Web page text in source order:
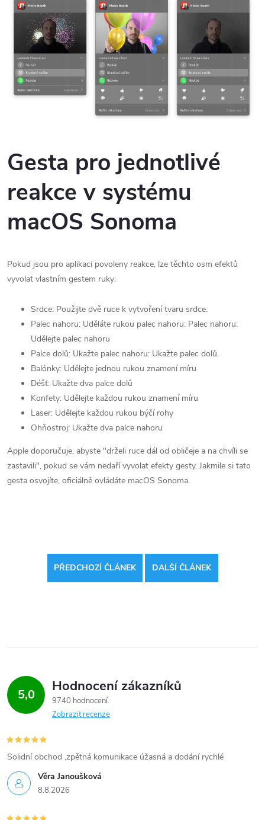
Gesta pro jednotlivé
reakce v systému
macOS Sonoma
Pokud jsou pro aplikaci povoleny reakce, lze těchto osm efektů
vyvolat vlastním gestem ruky:
Srdce: Použijte dvě ruce k vytvoření tvaru srdce.
Palec nahoru: Uděláte rukou palec nahoru: Palec nahoru:
Udělejte palec nahoru
Palce dolů: Ukažte palec nahoru: Ukažte palec dolů.
Balónky: Udělejte jednou rukou znamení míru
Déšť: Ukažte dva palce dolů
Konfety: Udělejte každou rukou znamení míru
Laser: Udělejte každou rukou býčí rohy
Ohňostroj: Ukažte dva palce nahoru
Apple doporučuje, abyste "drželi ruce dál od obličeje a na chvíli se
zastavili", pokud se vám nedaří vyvolat efekty gesty. Jakmile si tato
gesta osvojíte, oficiálně ovládáte macOS Sonoma.
PŘEDCHOZÍ ČLÁNEK DALŠÍ ČLÁNEK
5,0 Hodnocení zákazníků
9740 hodnocení
Zobrazit recenze
Věra Janoušková
8.8.2026
Solidní obchod ,zpětná komunikace úžasná a dodání rychlé